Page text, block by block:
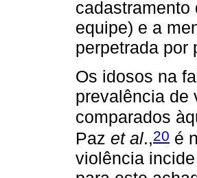
equipe) e a
perpetrada por
Os idosos na
prevalência de
comparados
Paz et al.,20 é
violência